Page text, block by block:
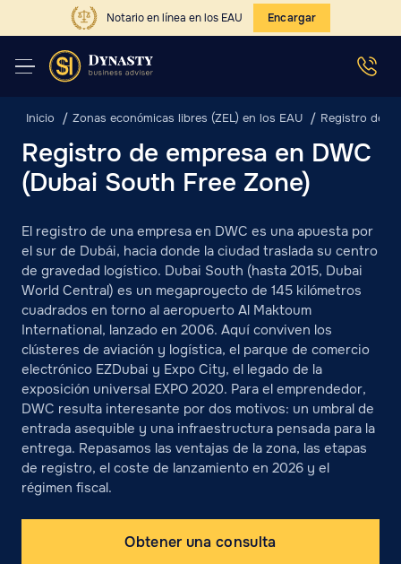
Notario en línea en los EAU Encargar
Inicio Zonas económicas libres (ZEL) en los EAU Registro de
Registro de empresa en DWC
(Dubai South Free Zone)
El registro de una empresa en DWC es una apuesta por
el sur de Dubái, hacia donde la ciudad traslada su centro
de gravedad logístico. Dubai South (hasta 2015, Dubai
World Central) es un megaproyecto de 145 kilómetros
cuadrados en torno al aeropuerto Al Maktoum
International, lanzado en 2006. Aquí conviven los
clústeres de aviación y logística, el parque de comercio
electrónico EZDubai y Expo City, el legado de la
exposición universal EXPO 2020. Para el emprendedor,
DWC resulta interesante por dos motivos: un umbral de
entrada asequible y una infraestructura pensada para la
entrega. Repasamos las ventajas de la zona, las etapas
de registro, el coste de lanzamiento en 2026 y el
régimen fiscal.
Obtener una consulta